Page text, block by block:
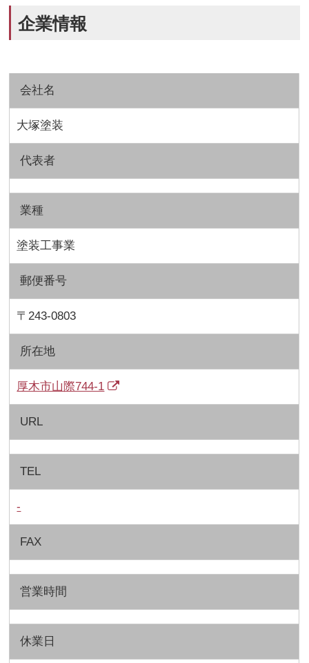
企業情報
会社名
大塚塗装
代表者
業種
塗装工事業
郵便番号
〒243-0803
所在地
厚木市山際744-1
URL
TEL
-
FAX
営業時間
休業日